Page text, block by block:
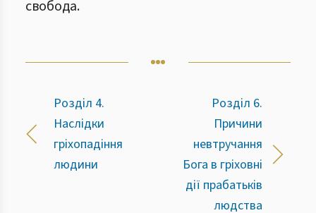
свобода.
Розділ 4.
Наслідки
гріхопадіння
людини
Розділ 6.
Причини
невтручання
Бога в гріховні
дії прабатьків
людства